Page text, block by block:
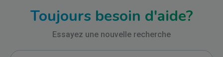
Toujours besoin d'aide?
Essayez une nouvelle recherche